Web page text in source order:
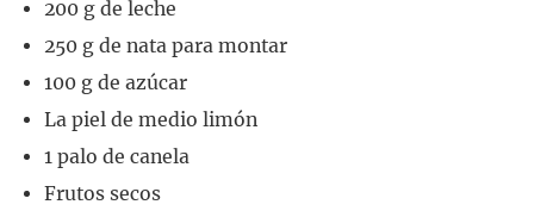
200 g de leche
250 g de nata para montar
100 g de azúcar
La piel de medio limón
1 palo de canela
Frutos secos